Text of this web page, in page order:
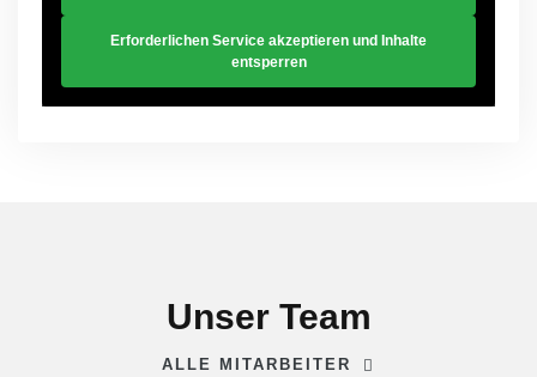
Erforderlichen Service akzeptieren und Inhalte
entsperren
Unser Team
ALLE MITARBEITER